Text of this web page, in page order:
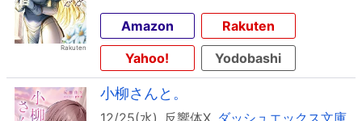
Amazon
Rakuten
Yahoo!
Yodobashi
小柳さんと。